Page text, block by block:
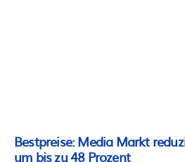
Bestpreise: Media Markt
um bis zu 48 Prozent